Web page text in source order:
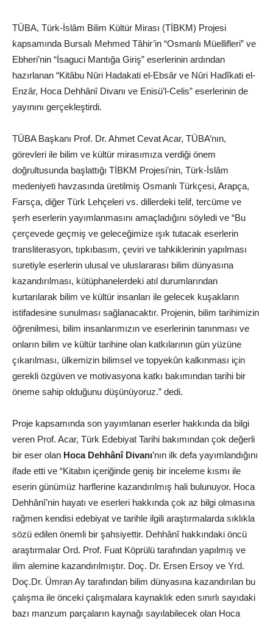
TÜBA, Türk-İslâm Bilim Kültür Mirası (TİBKM) Projesi
kapsamında Bursalı Mehmed Tâhir’in “Osmanlı Müellifleri” ve
Ebheri’nin “İsaguci Mantığa Giriş” eserlerinin ardından
hazırlanan “Kitâbu Nûri Hadakati el-Ebsâr ve Nûri Hadîkati el-
Enzâr, Hoca Dehhânî Divanı ve Enisü’l-Celis” eserlerinin de
yayınını gerçekleştirdi.
TÜBA Başkanı Prof. Dr. Ahmet Cevat Acar, TÜBA’nın,
görevleri ile bilim ve kültür mirasımıza verdiği önem
doğrultusunda başlattığı TİBKM Projesi’nin, Türk-İslâm
medeniyeti havzasında üretilmiş Osmanlı Türkçesi, Arapça,
Farsça, diğer Türk Lehçeleri vs. dillerdeki telif, tercüme ve
şerh eserlerin yayımlanmasını amaçladığını söyledi ve “Bu
çerçevede geçmiş ve geleceğimize ışık tutacak eserlerin
transliterasyon, tıpkıbasım, çeviri ve tahkiklerinin yapılması
suretiyle eserlerin ulusal ve uluslararası bilim dünyasına
kazandırılması, kütüphanelerdeki atıl durumlarından
kurtarılarak bilim ve kültür insanları ile gelecek kuşakların
istifadesine sunulması sağlanacaktır. Projenin, bilim tarihimizin
öğrenilmesi, bilim insanlarımızın ve eserlerinin tanınması ve
onların bilim ve kültür tarihine olan katkılarının gün yüzüne
çıkarılması, ülkemizin bilimsel ve topyekûn kalkınması için
gerekli özgüven ve motivasyona katkı bakımından tarihi bir
öneme sahip olduğunu düşünüyoruz.” dedi.
Proje kapsamında son yayımlanan eserler hakkında da bilgi
veren Prof. Acar, Türk Edebiyat Tarihi bakımından çok değerli
bir eser olan Hoca Dehhânî Divanı’nın ilk defa yayımlandığını
ifade etti ve “Kitabın içeriğinde geniş bir inceleme kısmı ile
eserin günümüz harflerine kazandırılmış hali bulunuyor. Hoca
Dehhânî’nin hayatı ve eserleri hakkında çok az bilgi olmasına
rağmen kendisi edebiyat ve tarihle ilgili araştırmalarda sıklıkla
sözü edilen önemli bir şahsiyettir. Dehhânî hakkındaki öncü
araştırmalar Ord. Prof. Fuat Köprülü tarafından yapılmış ve
ilim alemine kazandırılmıştır. Doç. Dr. Ersen Ersoy ve Yrd.
Doç.Dr. Ümran Ay tarafından bilim dünyasına kazandırılan bu
çalışma ile önceki çalışmalara kaynaklık eden sınırlı sayıdaki
bazı manzum parçaların kaynağı sayılabilecek olan Hoca